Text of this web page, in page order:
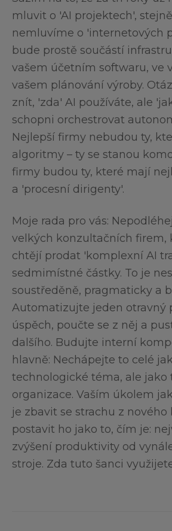
mluvit o 'AI projektech',
nemluvíme o 'internetových
bude prostě součástí
vašem účetním softwaru, ve
vašem plánování výroby.
znít, 'zda' AI používáte, ale
schopni orchestrovat
Nejlepší firmy nebudou ty,
algoritmy – ty se stanou
firmy budou ty, které mají
a 'procesní dirigenty'.
Moje rada pro vás:
velkých konzultačních firem,
chtějí prodat 'komplexní AI
sedmimístné částky. To je
soustředěně, pragmaticky a
Automatizujte jeden otravný
úspěch, poučte se z něj a
dalšího. Budujte interní
hlavně: Nechápejte to celé
technologické téma, ale jako
organizace. Vaším úkolem
je zbavit se strachu z nového
postavit ho jako to, čím je:
zvýšení produktivity od
stroje. Zda tuto šanci